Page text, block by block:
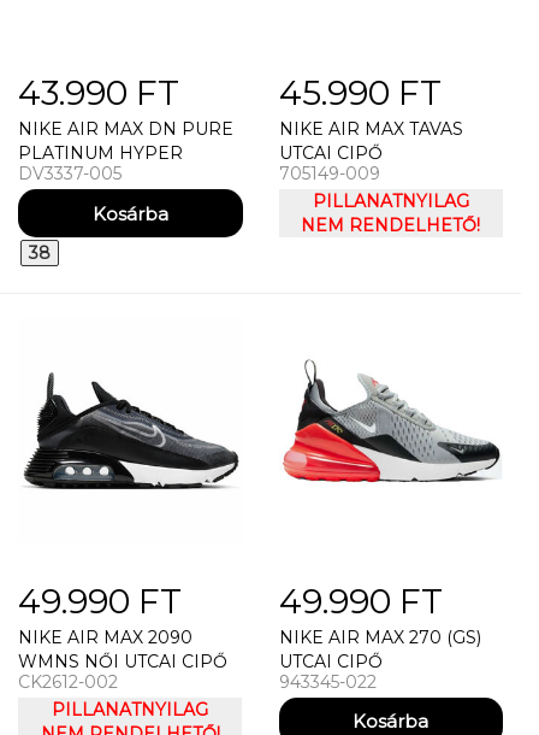
43.990 FT
NIKE AIR MAX DN PURE
PLATINUM HYPER
ROYAL UTCAI CIPŐ
DV3337-005
38
45.990 FT
NIKE AIR MAX TAVAS
UTCAI CIPŐ
705149-009
PILLANATNYILAG
NEM RENDELHETŐ!
49.990 FT
NIKE AIR MAX 2090
WMNS NŐI UTCAI CIPŐ
CK2612-002
PILLANATNYILAG
49.990 FT
NIKE AIR MAX 270 (GS)
UTCAI CIPŐ
943345-022